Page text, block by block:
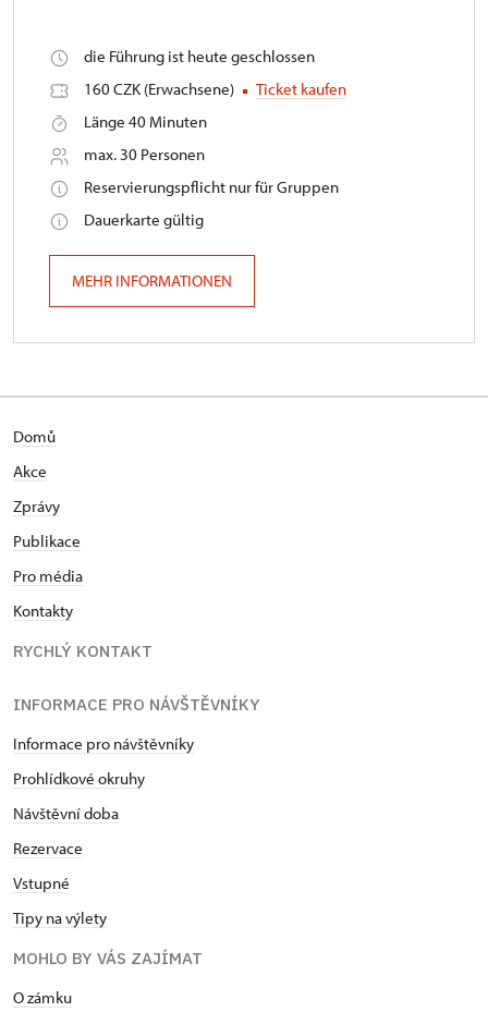
die Führung ist heute geschlossen
160 CZK (Erwachsene)
Ticket kaufen
Länge 40 Minuten
max. 30 Personen
Reservierungspflicht nur für Gruppen
Dauerkarte gültig
MEHR INFORMATIONEN
Domů
Akce
Zprávy
Publikace
Pro média
Kontakty
RYCHLÝ KONTAKT
INFORMACE PRO NÁVŠTĚVNÍKY
Informace pro návštěvníky
Prohlídkové okruhy
Návštěvní doba
Rezervace
Vstupné
Tipy na výlety
MOHLO BY VÁS ZAJÍMAT
O zámku